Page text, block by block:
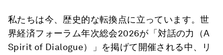
私たちは今、歴史的な転換点に立っています。世
界経済フォーラム年次総会2026が「対話の力（A
Spirit of Dialogue）」を掲げて開催される中、リ